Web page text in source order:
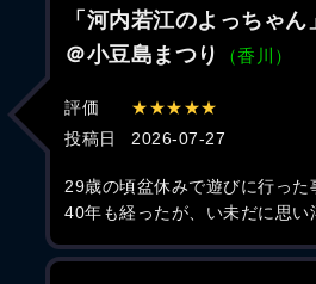
「河内若江のよっちゃ
＠小豆島まつり
（香川）
評価
★★★★★
投稿日
2026-07-27
29歳の頃盆休みで遊びに行った
40年も経ったが、い未だに思い